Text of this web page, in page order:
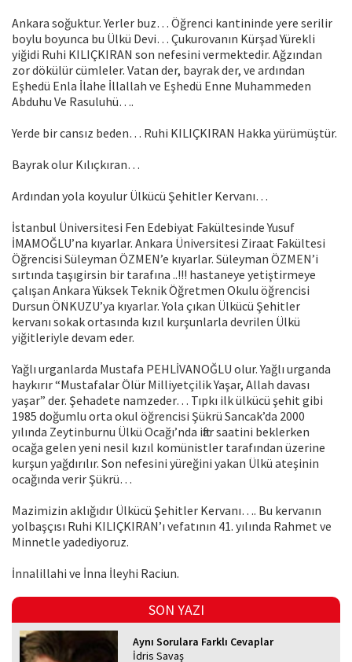
Ankara soğuktur. Yerler buz… Öğrenci kantininde yere serilir
boylu boyunca bu Ülkü Devi… Çukurovanın Kürşad Yürekli
yiğidi Ruhi KILIÇKIRAN son nefesini vermektedir. Ağzından
zor dökülür cümleler. Vatan der, bayrak der, ve ardından
Eşhedü Enla İlahe İllallah ve Eşhedü Enne Muhammeden
Abduhu Ve Rasuluhü….
Yerde bir cansız beden… Ruhi KILIÇKIRAN Hakka yürümüştür.
Bayrak olur Kılıçkıran…
Ardından yola koyulur Ülkücü Şehitler Kervanı…
İstanbul Üniversitesi Fen Edebiyat Fakültesinde Yusuf
İMAMOĞLU’na kıyarlar. Ankara Üniversitesi Ziraat Fakültesi
Öğrencisi Süleyman ÖZMEN’e kıyarlar. Süleyman ÖZMEN’i
sırtında taşıgirsin bir tarafına ..!!! hastaneye yetiştirmeye
çalışan Ankara Yüksek Teknik Öğretmen Okulu öğrencisi
Dursun ÖNKUZU’ya kıyarlar. Yola çıkan Ülkücü Şehitler
kervanı sokak ortasında kızıl kurşunlarla devrilen Ülkü
yiğitleriyle devam eder.
Yağlı urganlarda Mustafa PEHLİVANOĞLU olur. Yağlı urganda
haykırır “Mustafalar Ölür Milliyetçilik Yaşar, Allah davası
yaşar” der. Şehadete namzeder… Tıpkı ilk ülkücü şehit gibi
1985 doğumlu orta okul öğrencisi Şükrü Sancak’da 2000
yılında Zeytinburnu Ülkü Ocağı’nda iftar saatini beklerken
ocağa gelen yeni nesil kızıl komünistler tarafından üzerine
kurşun yağdırılır. Son nefesini yüreğini yakan Ülkü ateşinin
ocağında verir Şükrü…
Mazimizin aklığıdır Ülkücü Şehitler Kervanı…. Bu kervanın
yolbaşçısı Ruhi KILIÇKIRAN’ı vefatının 41. yılında Rahmet ve
Minnetle yadediyoruz.
İnnalillahi ve İnna İleyhi Raciun.
SON YAZI
Aynı Sorulara Farklı Cevaplar
İdris Savaş